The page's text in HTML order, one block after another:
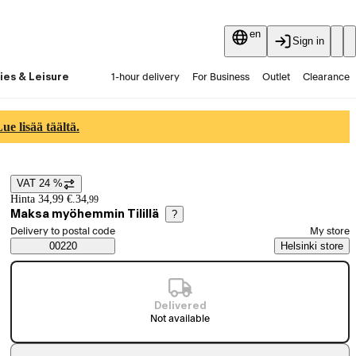
en
Sign in
& Leisure 1-hour delivery For Business Outlet Clearance
lisää täältä.
Price details
VAT 24 %
Hinta 34,99 €.34,99
Maksa myöhemmin Tilillä ?
Saatavuustiedot
Select order method
Delivery to postal code
00220
My store
Helsinki store
Delivered
Not available